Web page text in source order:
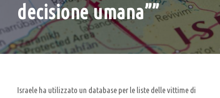
decisione umana””
Israele ha utilizzato un database per le liste delle vittime di